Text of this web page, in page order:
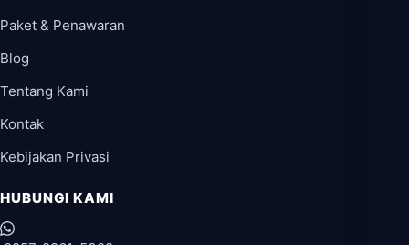
Paket & Penawaran
Blog
Tentang Kami
Kontak
Kebijakan Privasi
HUBUNGI KAMI